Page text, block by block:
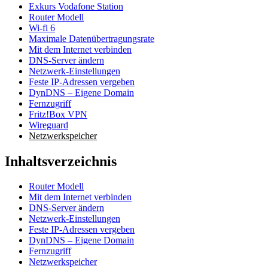
Exkurs Vodafone Station
Router Modell
Wi-fi 6
Maximale Datenübertragungsrate
Mit dem Internet verbinden
DNS-Server ändern
Netzwerk-Einstellungen
Feste IP-Adressen vergeben
DynDNS – Eigene Domain
Fernzugriff
Fritz!Box VPN
Wireguard
Netzwerkspeicher
Inhaltsverzeichnis
Router Modell
Mit dem Internet verbinden
DNS-Server ändern
Netzwerk-Einstellungen
Feste IP-Adressen vergeben
DynDNS – Eigene Domain
Fernzugriff
Netzwerkspeicher